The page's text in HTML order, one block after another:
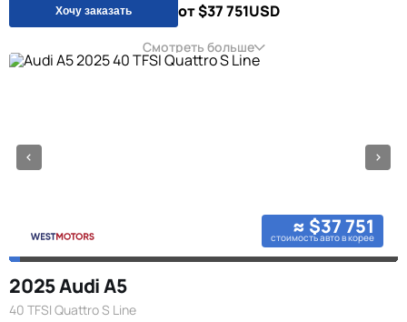
Хочу заказать от $37 751USD
Смотреть больше
≈ $37 751
стоимость авто в корее
2025 Audi A5
40 TFSI Quattro S Line